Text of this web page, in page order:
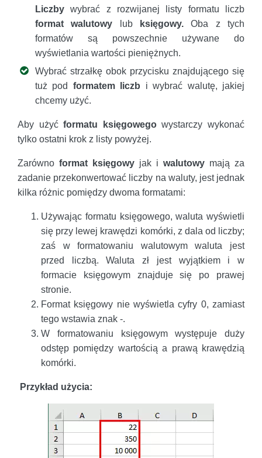
Liczby wybrać z rozwijanej listy formatu liczb
format walutowy lubksięgowy. Oba z tych
formatów są powszechnie używane do
wyświetlania wartości pieniężnych.
Wybrać strzałkę obok przycisku znajdującego się
tuż pod formatem liczb i wybrać walutę, jakiej
chcemy użyć.
Aby użyćformatu księgowegowystarczy wykonać
tylko ostatni krok z listy powyżej.
Zarówno format księgowy jak i walutowy mają za
zadanie przekonwertować liczby na waluty, jest jednak
kilka różnic pomiędzy dwoma formatami:
Używając formatu księgowego, waluta wyświetli
się przy lewej krawędzi komórki, z dala od liczby;
zaś w formatowaniu walutowym waluta jest
przed liczbą. Waluta zł jest wyjątkiem i w
formacie księgowym znajduje się po prawej
stronie.
Format księgowy nie wyświetla cyfry 0, zamiast
tego wstawia znak -.
W formatowaniu księgowym występuje duży
odstęp pomiędzy wartością a prawą krawędzią
komórki.
Przykład użycia: